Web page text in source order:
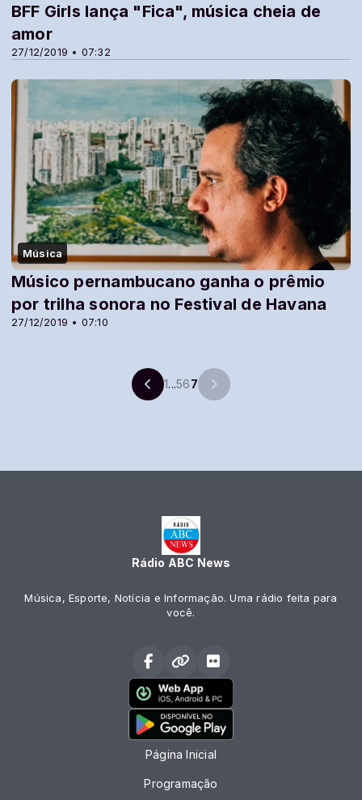
27/12/2019 • 07:32
BFF Girls lança "Fica", música cheia de
amor
Música
27/12/2019 • 07:10
Músico pernambucano ganha o prêmio
por trilha sonora no Festival de Havana
1...567
Rádio ABC News
Música, Esporte, Notícia e Informação. Uma rádio feita para
você.
Página Inicial
Programação